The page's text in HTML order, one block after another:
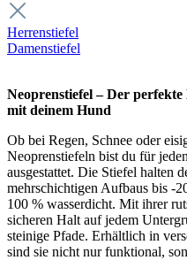
Herrenstiefel
Damenstiefel
Neoprenstiefel – Der
mit deinem Hund
Ob bei Regen, Schnee oder
Neoprenstiefeln bist du für
ausgestattet. Die Stiefel halten
mehrschichtigen Aufbaus bis -
100 % wasserdicht. Mit ihrer
sicheren Halt auf jedem
steinige Pfade. Erhältlich in
sind sie nicht nur funktional,